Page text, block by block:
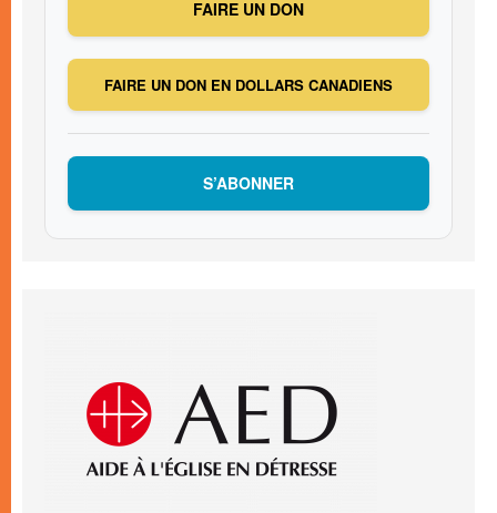
FAIRE UN DON
FAIRE UN DON EN DOLLARS CANADIENS
S’ABONNER